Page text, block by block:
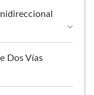
Dos Vías